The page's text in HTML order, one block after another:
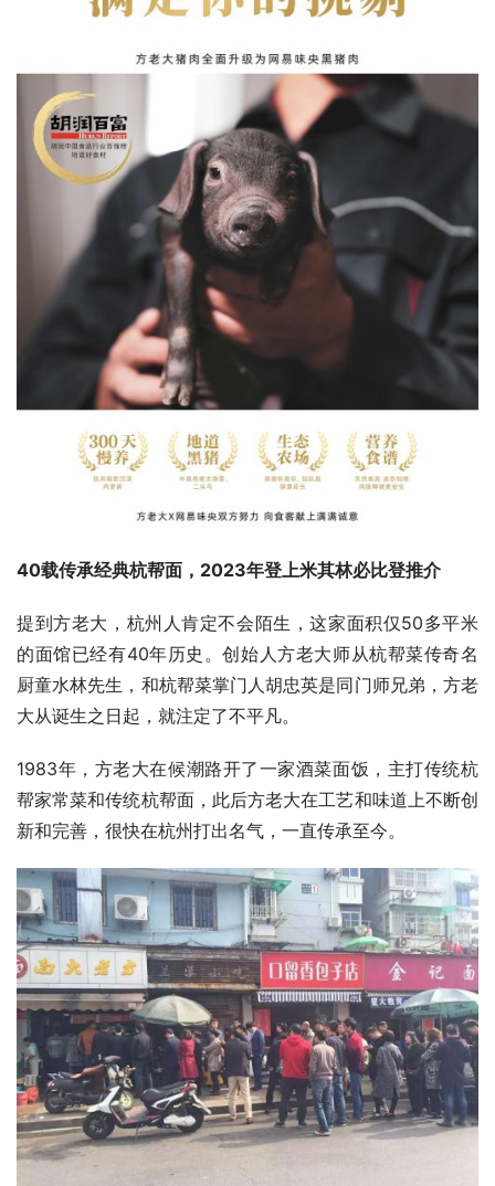
40载传承经典杭帮面，2023年登上米其林必比登推介
提到方老大，杭州人肯定不会陌生，这家面积仅50多平米
的面馆已经有40年历史。创始人方老大师从杭帮菜传奇名
厨童水林先生，和杭帮菜掌门人胡忠英是同门师兄弟，方老
大从诞生之日起，就注定了不平凡。
1983年，方老大在候潮路开了一家酒菜面饭，主打传统杭
帮家常菜和传统杭帮面，此后方老大在工艺和味道上不断创
新和完善，很快在杭州打出名气，一直传承至今。